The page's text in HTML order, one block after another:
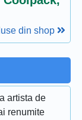
din shop
artista de
renumite